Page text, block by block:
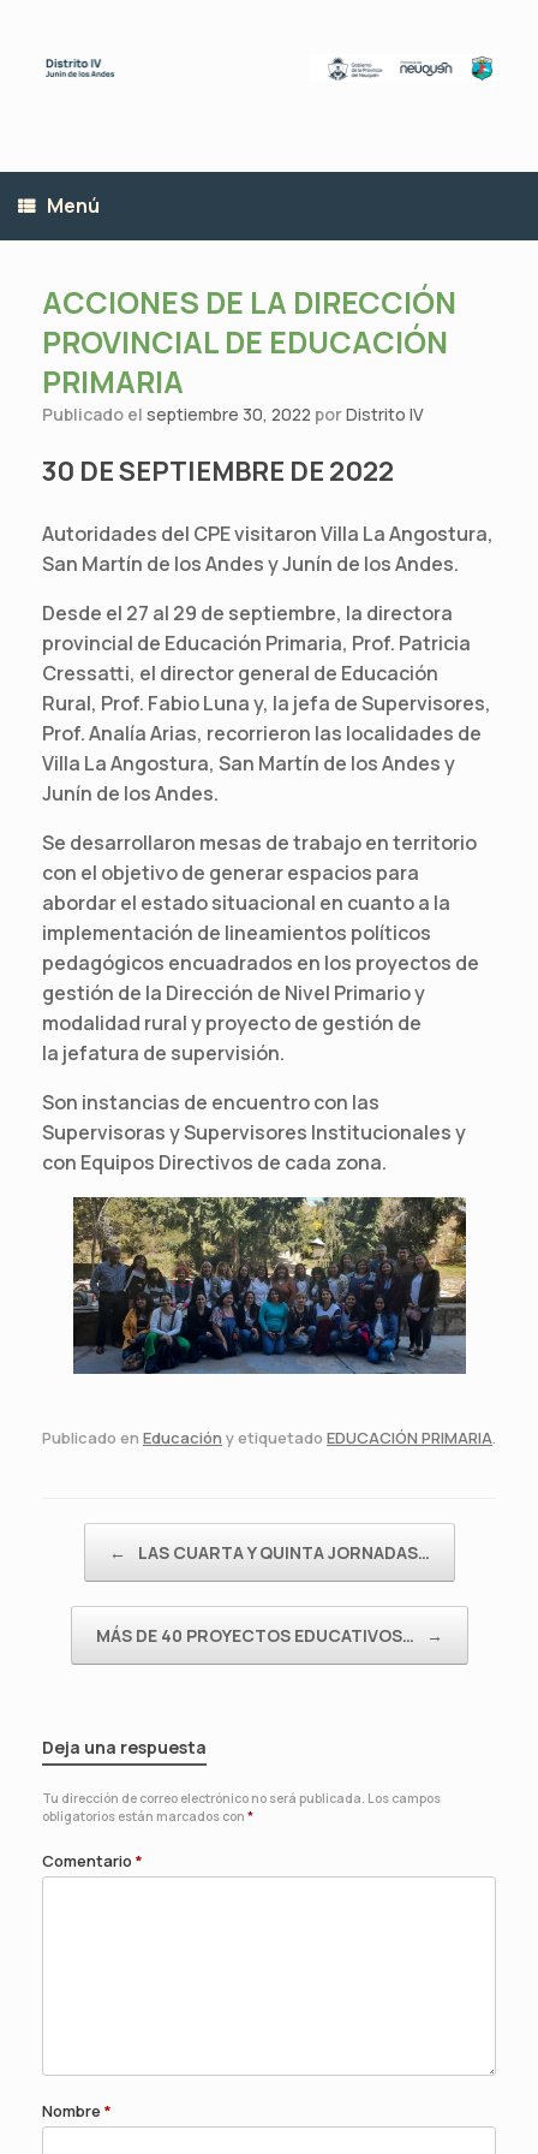
contenido
Menú
ACCIONES DE LA DIRECCIÓN
PROVINCIAL DE EDUCACIÓN
PRIMARIA
Publicado el septiembre 30, 2022 porDistrito IV
30 DE SEPTIEMBRE DE 2022
Autoridades del CPE visitaron Villa La Angostura,
San Martín de los Andes y Junín de los Andes.
Desde el 27 al 29 de septiembre, la directora
provincial de Educación Primaria, Prof. Patricia
Cressatti, el director general de Educación
Rural, Prof. Fabio Luna y, la jefa de Supervisores,
Prof. Analía Arias, recorrieron las localidades de
Villa La Angostura, San Martín de los Andes y
Junín de los Andes.
Se desarrollaron mesas de trabajo en territorio
con el objetivo de generar espacios para
abordar el estado situacional en cuanto a la
implementación de lineamientos políticos
pedagógicos encuadrados en los proyectos de
gestión de la Dirección de Nivel Primario y
modalidad rural y proyecto de gestión de
la jefatura de supervisión.
Son instancias de encuentro con las
Supervisoras y Supervisores Institucionales y
con Equipos Directivos de cada zona.
Publicado en Educación y etiquetado EDUCACIÓN PRIMARIA.
← LAS CUARTA Y QUINTA JORNADAS…
MÁS DE 40 PROYECTOS EDUCATIVOS… →
Deja una respuesta
Tu dirección de correo electrónico no será publicada. Los campos
obligatorios están marcados con *
Comentario *
Nombre *